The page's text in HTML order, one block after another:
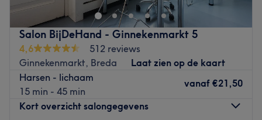
Salon BijDeHand - Ginnekenmarkt 5
4,6
512 reviews
Ginnekenmarkt, Breda
Laat zien op de kaart
Harsen - lichaam
15 min - 45 min
vanaf €21,50
Kort overzicht salongegevens